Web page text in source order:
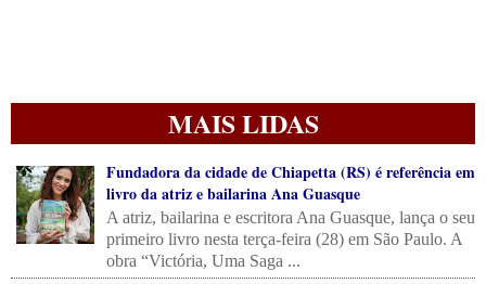
MAIS LIDAS
Fundadora da cidade de Chiapetta (RS) é referência em
livro da atriz e bailarina Ana Guasque
A atriz, bailarina e escritora Ana Guasque, lança o seu
primeiro livro nesta terça-feira (28) em São Paulo. A
obra “Victória, Uma Saga ...